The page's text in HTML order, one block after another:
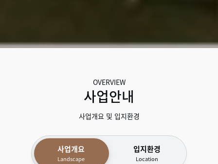
OVERVIEW
사업안내
사업개요 및 입지환경
사업개요
Landscape
입지환경
Location